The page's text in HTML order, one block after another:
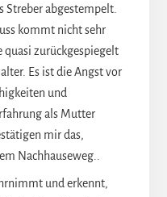
Streber abgestempelt.
kommt nicht sehr
zurückgespiegelt
Es ist die Angst vor
und
als Mutter
mir das,
Nachhauseweg..
und erkennt,